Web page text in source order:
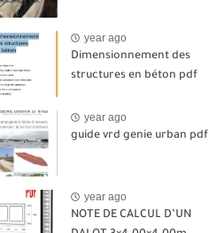
year ago
Dimensionnement des
structures en béton pdf
year ago
guide vrd genie urban pdf
year ago
NOTE DE CALCUL D’UN